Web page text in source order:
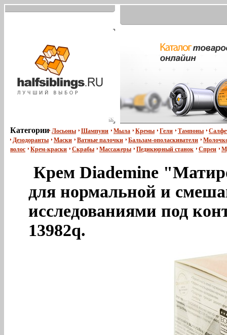
Категории Лосьоны Шампуни Мыла Кремы Гели Тампоны
Дезодоранты
Маски Ватные палочки Бальзам-ополаскиватели
волос
Крем-краски Скрабы Массажеры Педикюрный станок Спреи
Крем Diademine
для нормальной и
исследованиями под
13982q.